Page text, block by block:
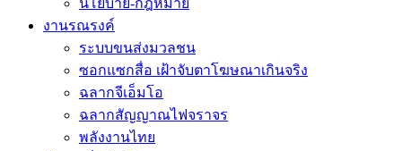
นโยบาย-กฎหมาย
งานรณรงค์
ระบบขนส่งมวลชน
ซอกแซกสื่อ เฝ้าจับตาโฆษณาเกินจริง
ฉลากจีเอ็มโอ
ฉลากสัญญาณไฟจราจร
พลังงานไทย